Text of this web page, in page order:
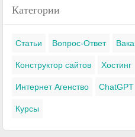
Категории
Статьи Вопрос-Ответ
Конструктор сайтов Хостинг
Интернет Агенство ChatGPT
Курсы